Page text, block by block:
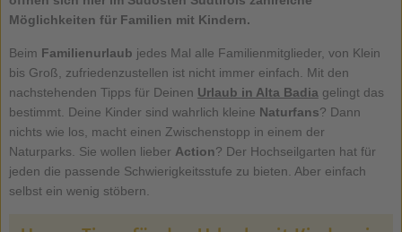
Möglichkeiten für Familien mit Kindern.
Beim Familienurlaub jedes Mal alle Familienmitglieder, von Klein
bis Groß, zufriedenzustellen ist nicht immer einfach. Mit den
nachstehenden Tipps für Deinen Urlaub in Alta Badia gelingt das
bestimmt. Deine Kinder sind wahrlich kleine Naturfans? Dann
nichts wie los, macht einen Zwischenstopp in einem der
Naturparks. Sie wollen lieber Action? Der Hochseilgarten hat für
jeden die passende Schwierigkeitsstufe zu bieten. Aber einfach
selbst ein wenig stöbern.